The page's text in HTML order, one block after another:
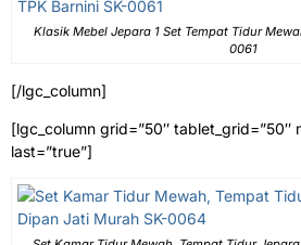
Klasik Mebel Jepara 1 Set Tempat Tidur
0061
[/lgc_column]
[lgc_column grid=”50″ tablet_grid=”50″
last=”true”]